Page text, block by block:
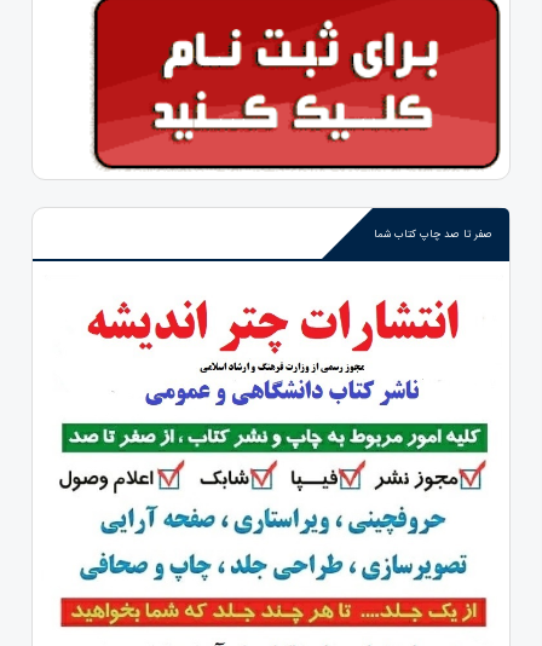
صفر تا صد چاپ کتاب شما